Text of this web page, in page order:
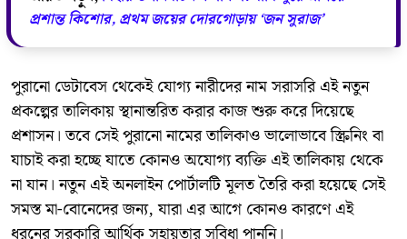
প্রশান্ত কিশোর, প্রথম জয়ের দোরগোড়ায় ‘জন সুরাজ’
​পুরানো ডেটাবেস থেকেই যোগ্য নারীদের নাম সরাসরি এই নতুন
প্রকল্পের তালিকায় স্থানান্তরিত করার কাজ শুরু করে দিয়েছে
প্রশাসন। তবে সেই পুরানো নামের তালিকাও ভালোভাবে স্ক্রিনিং বা
যাচাই করা হচ্ছে যাতে কোনও অযোগ্য ব্যক্তি এই তালিকায় থেকে
না যান। নতুন এই অনলাইন পোর্টালটি মূলত তৈরি করা হয়েছে সেই
সমস্ত মা-বোনেদের জন্য, যারা এর আগে কোনও কারণে এই